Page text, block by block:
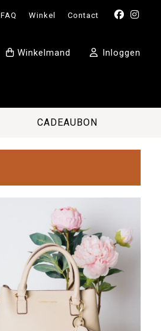
FAQ Winkel Contact
Inloggen
Winkelmand
CADEAUBON